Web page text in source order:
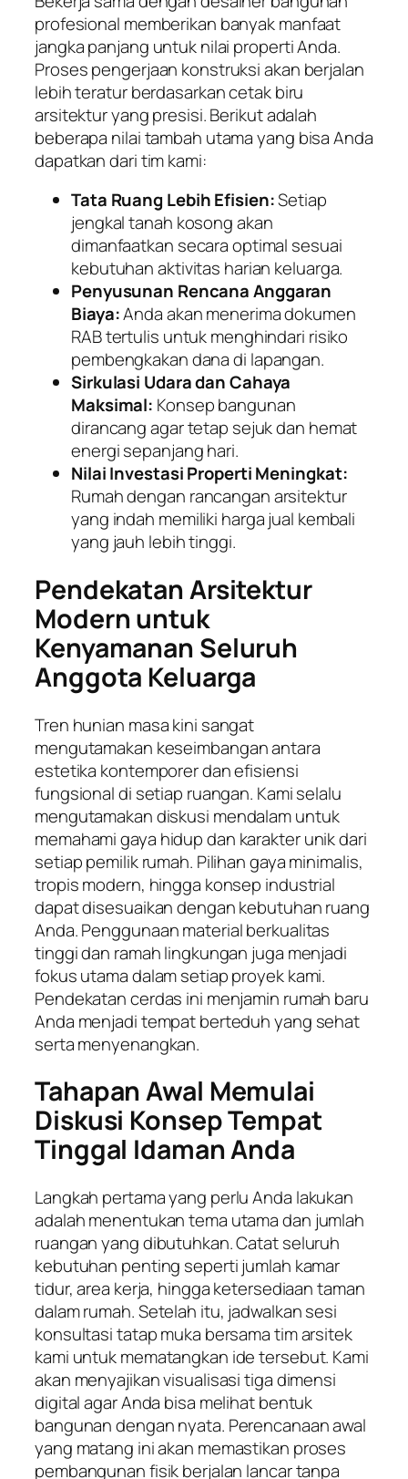
profesional memberikan banyak manfaat
jangka panjang untuk nilai properti Anda.
Proses pengerjaan konstruksi akan berjalan
lebih teratur berdasarkan cetak biru
arsitektur yang presisi. Berikut adalah
beberapa nilai tambah utama yang bisa Anda
dapatkan dari tim kami:
Tata Ruang Lebih Efisien:Setiap
jengkal tanah kosong akan
dimanfaatkan secara optimal sesuai
kebutuhan aktivitas harian keluarga.
Penyusunan Rencana Anggaran
Biaya:Anda akan menerima dokumen
RAB tertulis untuk menghindari risiko
pembengkakan dana di lapangan.
Sirkulasi Udara dan Cahaya
Maksimal: Konsep bangunan
dirancang agar tetap sejuk dan hemat
energi sepanjang hari.
Nilai Investasi Properti Meningkat:
Rumah dengan rancangan arsitektur
yang indah memiliki harga jual kembali
yang jauh lebih tinggi.
Pendekatan Arsitektur
Modern untuk
Kenyamanan Seluruh
Anggota Keluarga
Tren hunian masa kini sangat
mengutamakan keseimbangan antara
estetika kontemporer dan efisiensi
fungsional di setiap ruangan. Kami selalu
mengutamakan diskusi mendalam untuk
memahami gaya hidup dan karakter unik dari
setiap pemilik rumah. Pilihan gaya minimalis,
tropis modern, hingga konsep industrial
dapat disesuaikan dengan kebutuhan ruang
Anda. Penggunaan material berkualitas
tinggi dan ramah lingkungan juga menjadi
fokus utama dalam setiap proyek kami.
Pendekatan cerdas ini menjamin rumah baru
Anda menjadi tempat berteduh yang sehat
serta menyenangkan.
Tahapan Awal Memulai
Diskusi Konsep Tempat
Tinggal Idaman Anda
Langkah pertama yang perlu Anda lakukan
adalah menentukan tema utama dan jumlah
ruangan yang dibutuhkan. Catat seluruh
kebutuhan penting seperti jumlah kamar
tidur, area kerja, hingga ketersediaan taman
dalam rumah. Setelah itu, jadwalkan sesi
konsultasi tatap muka bersama tim arsitek
kami untuk mematangkan ide tersebut. Kami
akan menyajikan visualisasi tiga dimensi
digital agar Anda bisa melihat bentuk
bangunan dengan nyata. Perencanaan awal
yang matang ini akan memastikan proses
pembangunan fisik berjalan lancar tanpa